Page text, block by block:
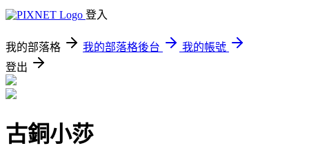
登入
我的部落格 我的部落格後台
我的帳號
登出
古銅小莎